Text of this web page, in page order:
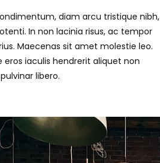
diam arcu tristique nibh,
In non lacinia risus, ac tempor
Maecenas sit amet molestie leo.
iaculis hendrerit aliquet non
libero.